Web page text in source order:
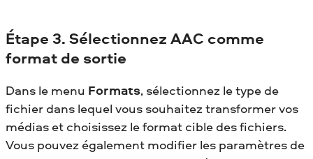
Étape 3. Sélectionnez AAC comme
format de sortie
Dans le menu Formats, sélectionnez le type de
fichier dans lequel vous souhaitez transformer vos
médias et choisissez le format cible des fichiers.
Vous pouvez également modifier les paramètres de